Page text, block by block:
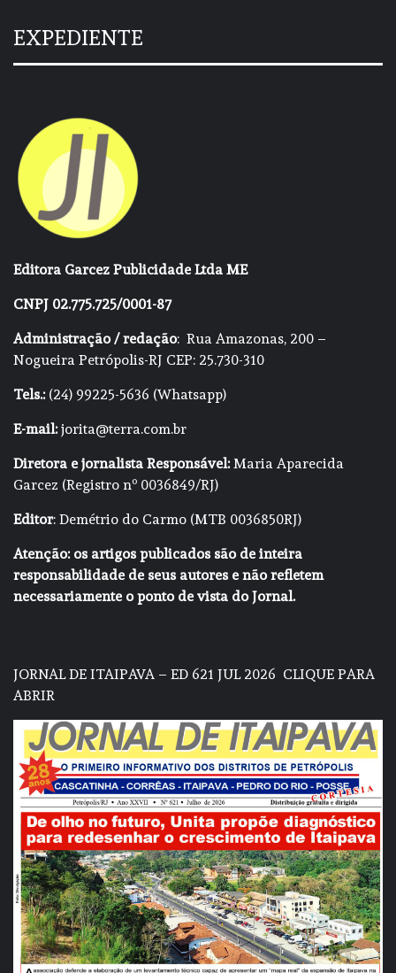
EXPEDIENTE
Editora Garcez Publicidade Ltda ME
CNPJ 02.775.725/0001-87
Administração / redação: Rua Amazonas, 200 –
Nogueira Petrópolis-RJ CEP: 25.730-310
Tels.:(24) 99225-5636 (Whatsapp)
E-mail:jorita@terra.com.br
Diretora e jornalista Responsável:Maria Aparecida
Garcez (Registro nº 0036849/RJ)
Editor: Demétrio do Carmo (MTB 0036850RJ)
Atenção: os artigos publicados são de inteira
responsabilidade de seus autores e não refletem
necessariamente o ponto de vista do Jornal.
JORNAL DE ITAIPAVA – ED 621 JUL 2026 CLIQUE PARA
ABRIR